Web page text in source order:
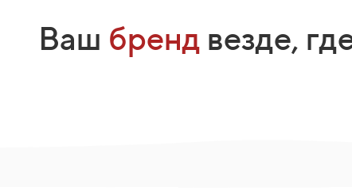
Ваш бренд везде,